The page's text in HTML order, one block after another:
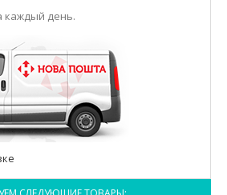
каждый день.